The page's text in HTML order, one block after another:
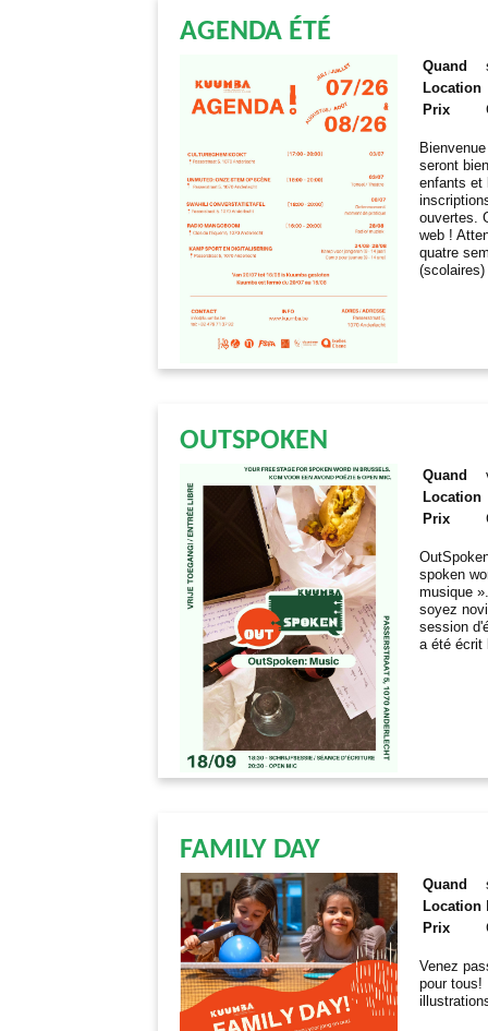
AGENDA ÉTÉ
Quand
Location
Prix
seront
enfants et
ouvertes.
web !
quatre
OUTSPOKEN
Quand
Location
Prix
spoken
musique
soyez
session
a été écrit
FAMILY DAY
Quand
Location
Prix
Venez
pour tous!